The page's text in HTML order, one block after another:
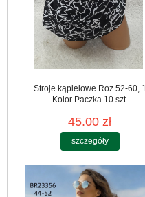
Stroje kąpielowe Roz 52-60, 1
Kolor Paczka 10 szt.
45.00 zł
szczegóły